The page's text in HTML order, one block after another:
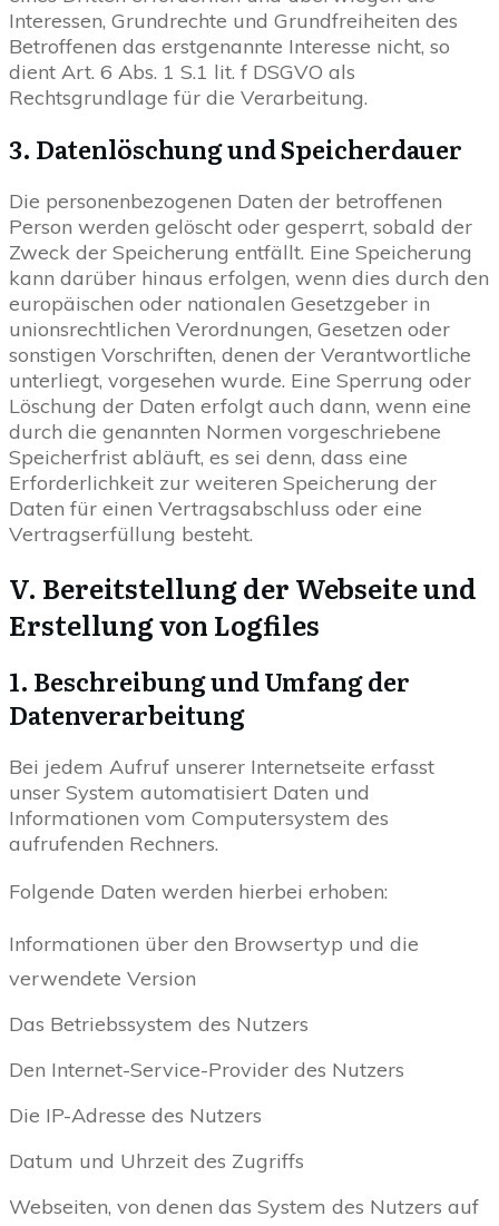
Interessen, Grundrechte und Grundfreiheiten des
Betroffenen das erstgenannte Interesse nicht, so
dient Art. 6 Abs. 1 S.1 lit. f DSGVO als
Rechtsgrundlage für die Verarbeitung.
3. Datenlöschung und Speicherdauer
Die personenbezogenen Daten der betroffenen
Person werden gelöscht oder gesperrt, sobald der
Zweck der Speicherung entfällt. Eine Speicherung
kann darüber hinaus erfolgen, wenn dies durch den
europäischen oder nationalen Gesetzgeber in
unionsrechtlichen Verordnungen, Gesetzen oder
sonstigen Vorschriften, denen der Verantwortliche
unterliegt, vorgesehen wurde. Eine Sperrung oder
Löschung der Daten erfolgt auch dann, wenn eine
durch die genannten Normen vorgeschriebene
Speicherfrist abläuft, es sei denn, dass eine
Erforderlichkeit zur weiteren Speicherung der
Daten für einen Vertragsabschluss oder eine
Vertragserfüllung besteht.
V. Bereitstellung der Webseite und
Erstellung von Logfiles
1. Beschreibung und Umfang der
Datenverarbeitung
Bei jedem Aufruf unserer Internetseite erfasst
unser System automatisiert Daten und
Informationen vom Computersystem des
aufrufenden Rechners.
Folgende Daten werden hierbei erhoben:
Informationen über den Browsertyp und die
verwendete Version
Das Betriebssystem des Nutzers
Den Internet-Service-Provider des Nutzers
Die IP-Adresse des Nutzers
Datum und Uhrzeit des Zugriffs
Webseiten, von denen das System des Nutzers auf